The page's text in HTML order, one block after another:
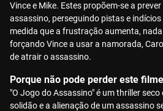
Vince e Mike. Estes propõem-se a
assassino, perseguindo pistas e
medida que a frustração aumenta,
forçando Vince a usar a namorada,
de atrair o assassino.
Porque não pode perder este
"O Jogo do Assassino" é um thriller
solidão e a alienação de um assassino